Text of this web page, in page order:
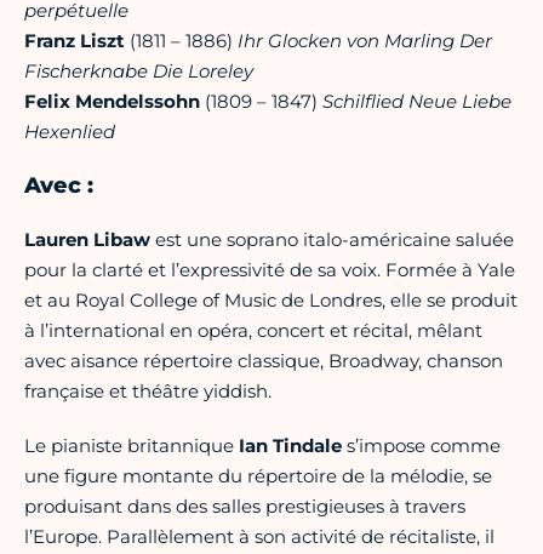
perpétuelle
Franz Liszt (1811 – 1886) Ihr Glocken von Marling Der
Fischerknabe Die Loreley
Felix Mendelssohn (1809 – 1847) Schilflied Neue Liebe
Hexenlied
Avec :
Lauren Libaw est une soprano italo-américaine saluée
pour la clarté et l’expressivité de sa voix. Formée à Yale
et au Royal College of Music de Londres, elle se produit
à l’international en opéra, concert et récital, mêlant
avec aisance répertoire classique, Broadway, chanson
française et théâtre yiddish.
Le pianiste britannique Ian Tindale s’impose comme
une figure montante du répertoire de la mélodie, se
produisant dans des salles prestigieuses à travers
l’Europe. Parallèlement à son activité de récitaliste, il